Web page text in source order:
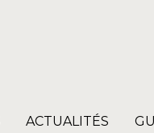
ACTUALITÉS